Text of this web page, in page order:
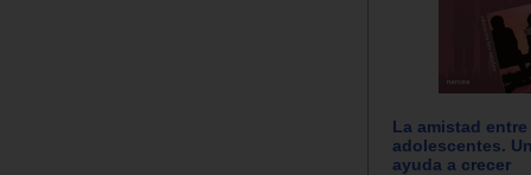
La amistad
adolescentes.
ayuda a crecer